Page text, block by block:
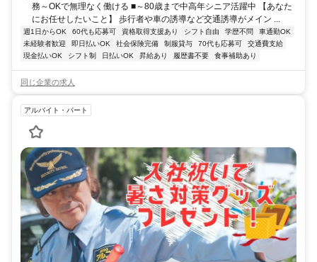
務～OKで無理なく働ける ■～80歳まで中高年シニア活躍中 【あなた
にお任せしたいこと】 歩行者や車の誘導など交通誘導がメイン ...
週1日からOK 60代も応募可 資格取得支援あり シフト自由 学歴不問
車通勤OK
未経験者歓迎
即日払いOK 社会保険完備 制服貸与 70代も応募可
交通費支給
現金払いOK
シフト制 日払いOK 昇給あり 履歴書不要 食事補助あり
同じ企業の求人
アルバイト・パート